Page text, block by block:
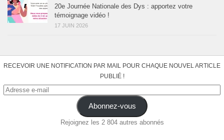
20e Journée Nationale des Dys : apportez votre
témoignage vidéo !
17 JUIN 2026
RECEVOIR UNE NOTIFICATION PAR MAIL POUR CHAQUE NOUVEL ARTICLE
PUBLIÉ !
Adresse
Abonnez-vous
Rejoignez les 2 804 autres abonnés